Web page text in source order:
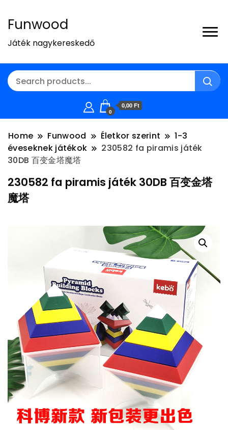
Funwood
Játék nagykereskedő
0
0,00 Ft
Home Funwood Életkor szerint
1-3
éveseknek játékok
230582 fa piramis játék
30DB 百变金塔魔塔
230582 fa piramis játék 30DB 百变金塔
魔塔